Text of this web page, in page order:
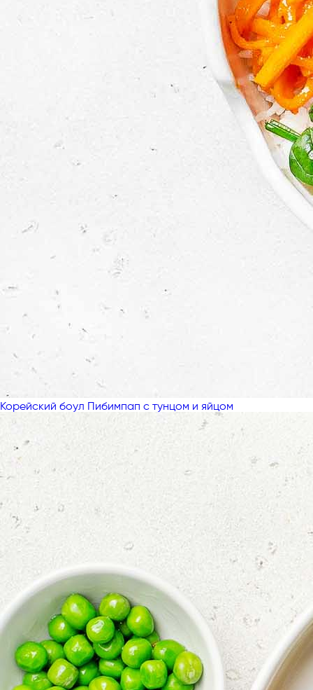
Корейский боул Пибимпап с тунцом и яйцом